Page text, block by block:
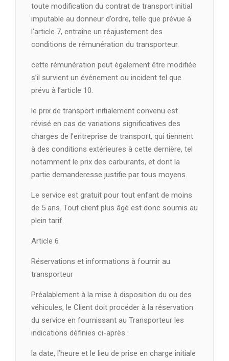
toute modification du contrat de transport initial
imputable au donneur d’ordre, telle que prévue à
l’article 7, entraîne un réajustement des
conditions de rémunération du transporteur.
cette rémunération peut également être modifiée
s’il survient un événement ou incident tel que
prévu à l’article 10.
le prix de transport initialement convenu est
révisé en cas de variations significatives des
charges de l’entreprise de transport, qui tiennent
à des conditions extérieures à cette dernière, tel
notamment le prix des carburants, et dont la
partie demanderesse justifie par tous moyens.
Le service est gratuit pour tout enfant de moins
de 5 ans. Tout client plus âgé est donc soumis au
plein tarif.
Article 6
Réservations et informations à fournir au
transporteur
Préalablement à la mise à disposition du ou des
véhicules, le Client doit procéder à la réservation
du service en fournissant au Transporteur les
indications définies ci-après :
la date, l’heure et le lieu de prise en charge initiale